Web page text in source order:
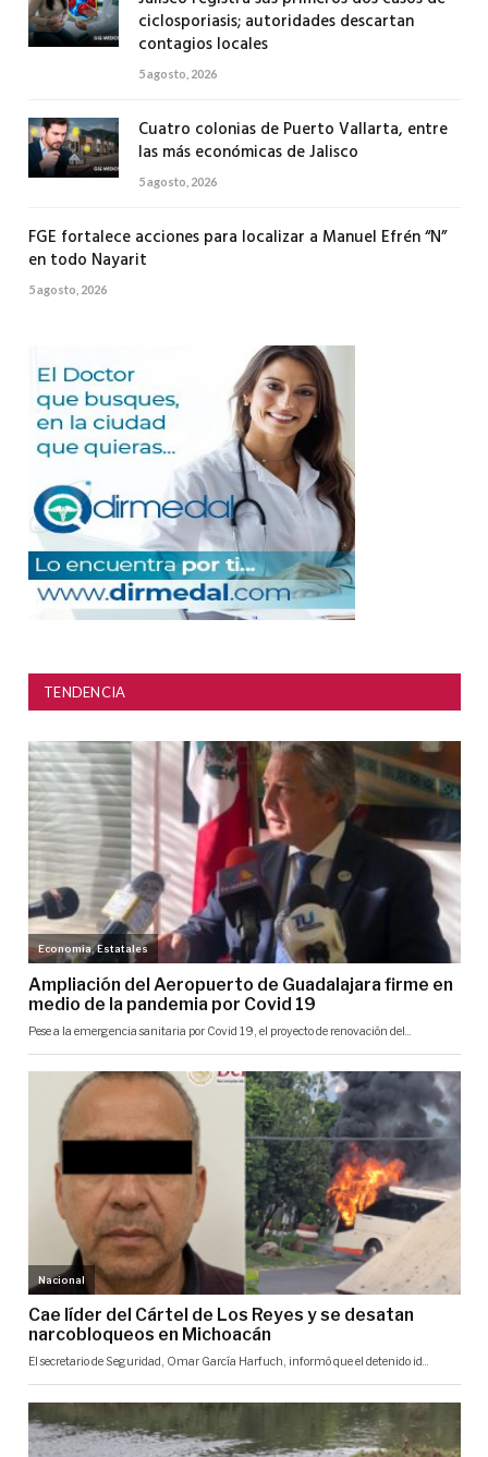
ciclosporiasis; autoridades descartan
contagios locales
5 agosto, 2026
Cuatro colonias de Puerto Vallarta, entre
las más económicas de Jalisco
5 agosto, 2026
FGE fortalece acciones para localizar a Manuel Efrén “N”
en todo Nayarit
5 agosto, 2026
TENDENCIA